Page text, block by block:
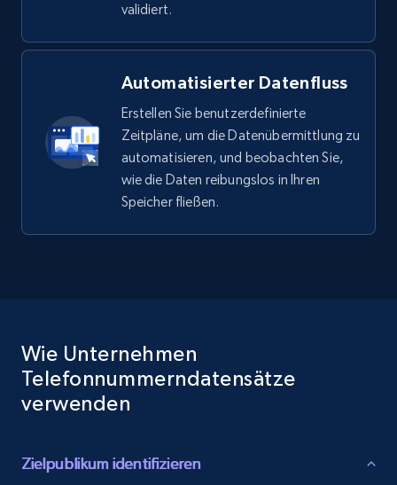
validiert.
Automatisierter Datenfluss
Erstellen Sie benutzerdefinierte
Zeitpläne, um die Datenübermittlung zu
automatisieren, und beobachten Sie,
wie die Daten reibungslos in Ihren
Speicher fließen.
Wie Unternehmen
Telefonnummerndatensätze
verwenden
Zielpublikum identifizieren